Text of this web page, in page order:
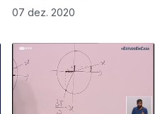
07 dez. 2020